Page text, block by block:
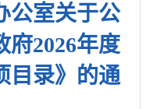
公室关于公
府2026年度
目录》的通